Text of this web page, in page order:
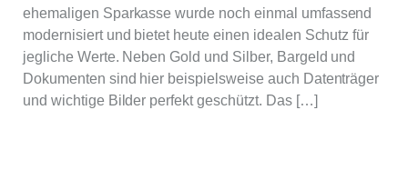
ehemaligen Sparkasse wurde noch einmal umfassend
modernisiert und bietet heute einen idealen Schutz für
jegliche Werte. Neben Gold und Silber, Bargeld und
Dokumenten sind hier beispielsweise auch Datenträger
und wichtige Bilder perfekt geschützt. Das […]